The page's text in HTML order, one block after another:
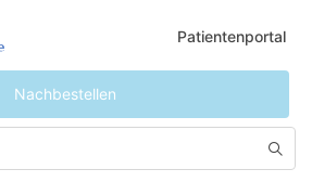
Patientenportal
Nachbestellen